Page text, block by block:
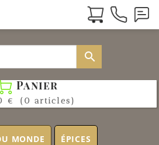
search
 Panier
€ (0 articles)
MONDE ÉPICES